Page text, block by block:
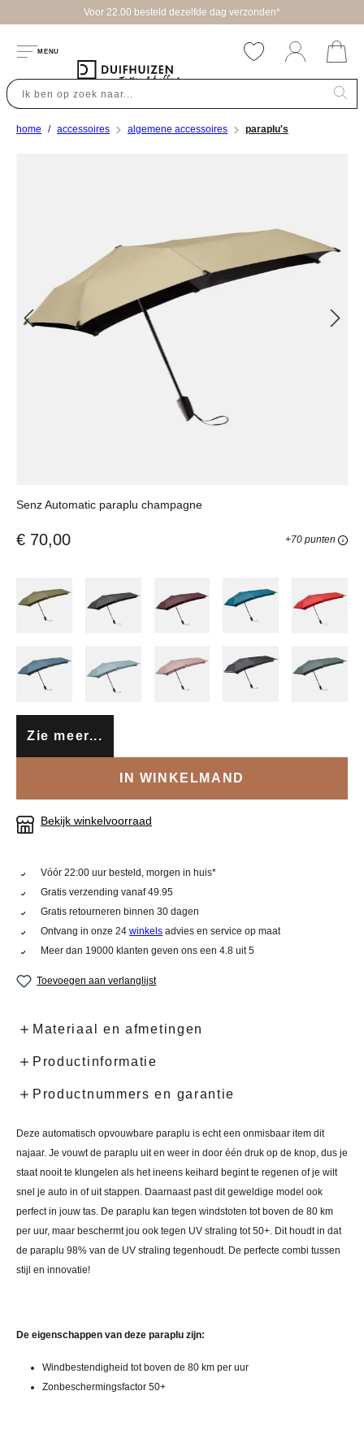
Voor 22.00 besteld dezelfde dag verzonden*
MENU
home accessoires algemene accessoires paraplu's
Senz Automatic paraplu champagne
€ 70,00 +70 punten
Zie meer...
IN WINKELMAND
Bekijk winkelvoorraad
Vóór 22:00 uur besteld, morgen in huis*
Gratis verzending vanaf 49.95
Gratis retourneren binnen 30 dagen
Ontvang in onze 24winkels advies en service op maat
Meer dan 19000 klanten geven ons een 4.8 uit 5
Toevoegen aan verlanglijst
Materiaal en afmetingen
Productinformatie
Productnummers en garantie
Deze automatisch opvouwbare paraplu is echt een onmisbaar item dit
najaar. Je vouwt de paraplu uit en weer in door één druk op de knop, dus je
staat nooit te klungelen als het ineens keihard begint te regenen of je wilt
snel je auto in of uit stappen. Daarnaast past dit geweldige model ook
perfect in jouw tas. De paraplu kan tegen windstoten tot boven de 80 km
per uur, maar beschermt jou ook tegen UV straling tot 50+. Dit houdt in dat
de paraplu 98% van de UV straling tegenhoudt. De perfecte combi tussen
stijl en innovatie!
De eigenschappen van deze paraplu zijn:
Windbestendigheid tot boven de 80 km per uur
Zonbeschermingsfactor 50+